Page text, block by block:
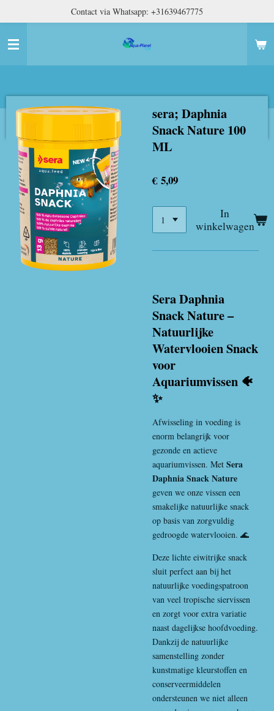
naar
hoofdinhoud
Contact via Whatsapp: +31639467775
sera; Daphnia
Snack Nature 100
ML
€ 5,09
In
winkelwagen
Sera Daphnia
Snack Nature –
Natuurlijke
Watervlooien Snack
voor
Aquariumvissen 🐠
✨
Afwisseling in voeding is
enorm belangrijk voor
gezonde en actieve
aquariumvissen. Met Sera
Daphnia Snack Nature
geven we onze vissen een
smakelijke natuurlijke snack
op basis van zorgvuldig
gedroogde watervlooien. 🌊
Deze lichte eiwitrijke snack
sluit perfect aan bij het
natuurlijke voedingspatroon
van veel tropische siervissen
en zorgt voor extra variatie
naast dagelijkse hoofdvoeding.
Dankzij de natuurlijke
samenstelling zonder
kunstmatige kleurstoffen en
conserveermiddelen
ondersteunen we niet alleen